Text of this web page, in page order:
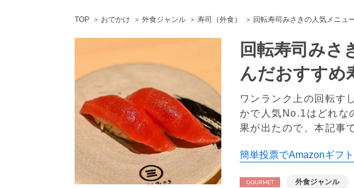
TOP おでかけ 外食ジャンル 寿司（外食） 回転寿司みさきの人気メニュ
回転寿司みさ
んだおすすめ
ワンランク上の回転す
かで人気No.1はどれな
果が出たので、本記事
簡単投票でAmazonギフ
外食ジャンル